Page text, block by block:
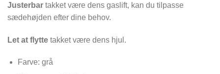
Justerbar takket være dens gaslift, kan du tilpasse
sædehøjden efter dine behov.
Let at flytte takket være dens hjul.
Farve: grå